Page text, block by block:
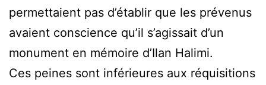
permettaient pas d’établir que les prévenus
avaient conscience qu’il s’agissait d’un
monument en mémoire d’Ilan Halimi.
Ces peines sont inférieures aux réquisitions